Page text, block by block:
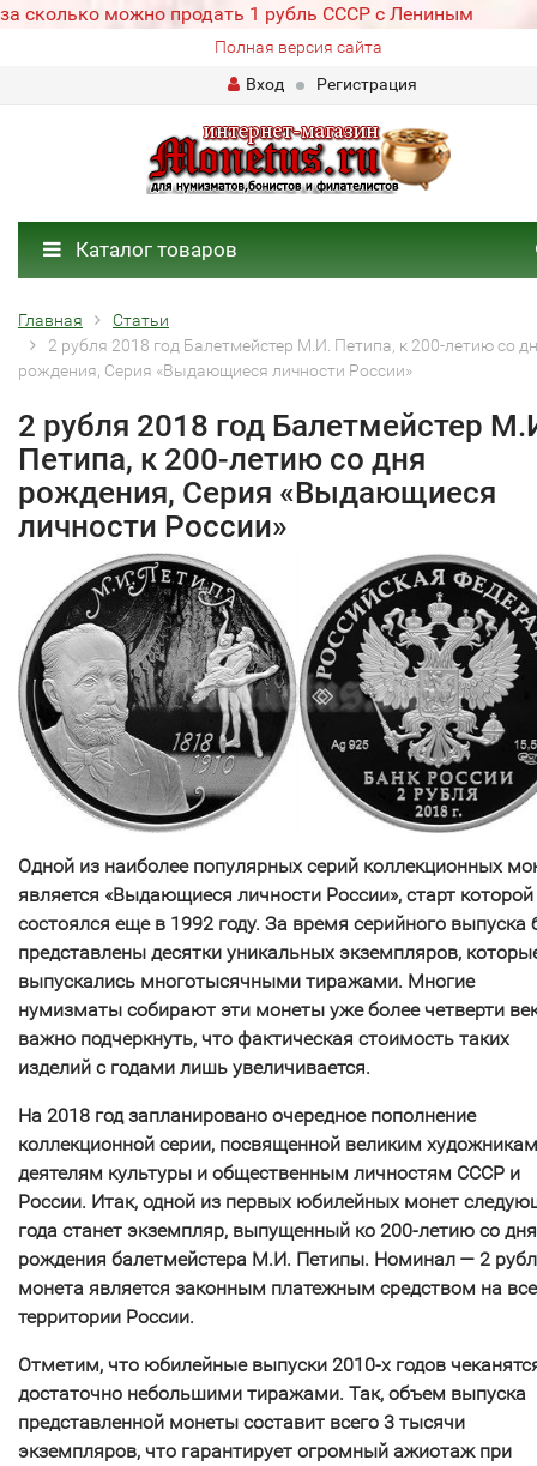
за сколько можно продать 1 рубль СССР с Лениным
Полная версия сайта
Вход
Регистрация
Каталог товаров
Главная
Статьи
2 рубля 2018 год Балетмейстер М.И. Петипа, к 200-летию со
рождения, Серия «Выдающиеся личности России»
2 рубля 2018 год Балетмейстер
Петипа, к 200-летию со дня
рождения, Серия «Выдающиеся
личности России»
Одной из наиболее популярных серий коллекционных
является «Выдающиеся личности России», старт которой
состоялся еще в 1992 году. За время серийного выпуска
представлены десятки уникальных экземпляров,
выпускались многотысячными тиражами. Многие
нумизматы собирают эти монеты уже более четверти
важно подчеркнуть, что фактическая стоимость таких
изделий с годами лишь увеличивается.
На 2018 год запланировано очередное пополнение
коллекционной серии, посвященной великим
деятелям культуры и общественным личностям СССР и
России. Итак, одной из первых юбилейных монет
года станет экземпляр, выпущенный ко 200-летию со дня
рождения балетмейстера М.И. Петипы. Номинал — 2
монета является законным платежным средством на
территории России.
Отметим, что юбилейные выпуски 2010-х годов
достаточно небольшими тиражами. Так, объем выпуска
представленной монеты составит всего 3 тысячи
экземпляров, что гарантирует огромный ажиотаж при